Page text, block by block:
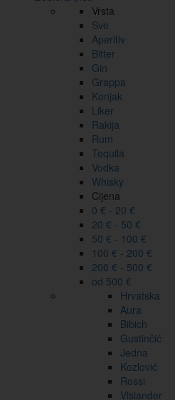
Vrsta
Sve
Aperitiv
Bitter
Gin
Grappa
Konjak
Liker
Rakija
Rum
Tequila
Vodka
Whisky
Cijena
0 € - 20 €
20 € - 50 €
50 € - 100 €
100 € - 200 €
200 € - 500 €
od 500 €
Hrvatska
Aura
Bibich
Gustinčić
Jedna
Kozlović
Rossi
Vislander